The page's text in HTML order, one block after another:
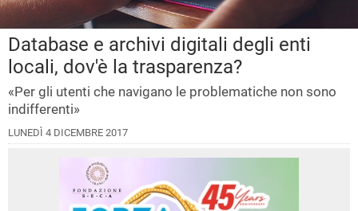
Database e archivi digitali degli enti
locali, dov'è la trasparenza?
«Per gli utenti che navigano le problematiche non sono
indifferenti»
LUNEDÌ 4 DICEMBRE 2017